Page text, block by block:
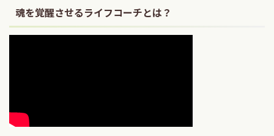
魂を覚醒させるライフコーチとは？